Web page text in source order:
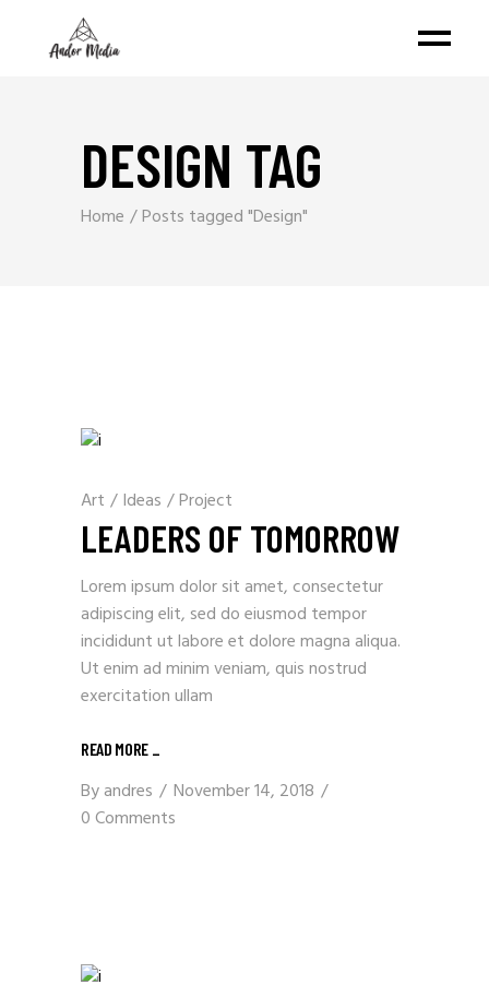
DESIGN TAG
Home Posts tagged "Design"
Art / Ideas /Project
LEADERS OF TOMORROW
Lorem ipsum dolor sit amet, consectetur
adipiscing elit, sed do eiusmod tempor
incididunt ut labore et dolore magna aliqua.
Ut enim ad minim veniam, quis nostrud
exercitation ullam
READ MORE _
Byandres
November 14, 2018
0 Comments